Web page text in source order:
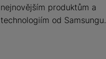
nejnovějším produktům a
technologiím od Samsungu.